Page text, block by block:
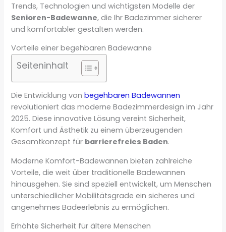
Trends, Technologien und wichtigsten Modelle der
Senioren-Badewanne, die Ihr Badezimmer sicherer
und komfortabler gestalten werden.
Vorteile einer begehbaren Badewanne
Seiteninhalt
Die Entwicklung vonbegehbaren Badewannen
revolutioniert das moderne Badezimmerdesign im Jahr
2025. Diese innovative Lösung vereint Sicherheit,
Komfort und Ästhetik zu einem überzeugenden
Gesamtkonzept für barrierefreies Baden.
Moderne Komfort-Badewannen bieten zahlreiche
Vorteile, die weit über traditionelle Badewannen
hinausgehen. Sie sind speziell entwickelt, um Menschen
unterschiedlicher Mobilitätsgrade ein sicheres und
angenehmes Badeerlebnis zu ermöglichen.
Erhöhte Sicherheit für ältere Menschen